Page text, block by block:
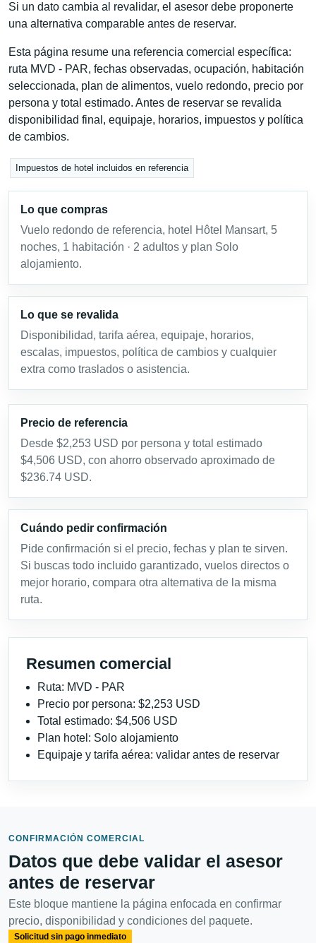
Si un dato cambia al revalidar, el asesor debe proponerte
una alternativa comparable antes de reservar.
Esta página resume una referencia comercial específica:
ruta MVD - PAR, fechas observadas, ocupación, habitación
seleccionada, plan de alimentos, vuelo redondo, precio por
persona y total estimado. Antes de reservar se revalida
disponibilidad final, equipaje, horarios, impuestos y política
de cambios.
Impuestos de hotel incluidos en referencia
Lo que compras
Vuelo redondo de referencia, hotel Hôtel Mansart, 5
noches, 1 habitación · 2 adultos y plan Solo
alojamiento.
Lo que se revalida
Disponibilidad, tarifa aérea, equipaje, horarios,
escalas, impuestos, política de cambios y cualquier
extra como traslados o asistencia.
Precio de referencia
Desde $2,253 USD por persona y total estimado
$4,506 USD, con ahorro observado aproximado de
$236.74 USD.
Cuándo pedir confirmación
Pide confirmación si el precio, fechas y plan te sirven.
Si buscas todo incluido garantizado, vuelos directos o
mejor horario, compara otra alternativa de la misma
ruta.
Resumen comercial
Ruta: MVD - PAR
Precio por persona: $2,253 USD
Total estimado: $4,506 USD
Plan hotel: Solo alojamiento
Equipaje y tarifa aérea: validar antes de reservar
CONFIRMACIÓN COMERCIAL
Datos que debe validar el asesor
antes de reservar
Este bloque mantiene la página enfocada en confirmar
precio, disponibilidad y condiciones del paquete.
Solicitud sin pago inmediato